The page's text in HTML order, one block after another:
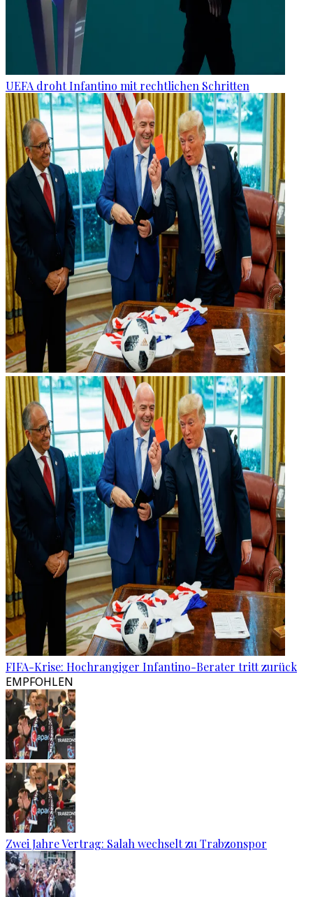
UEFA droht Infantino mit rechtlichen Schritten
FIFA-Krise: Hochrangiger Infantino-Berater tritt zurück
EMPFOHLEN
Zwei Jahre Vertrag: Salah wechselt zu Trabzonspor